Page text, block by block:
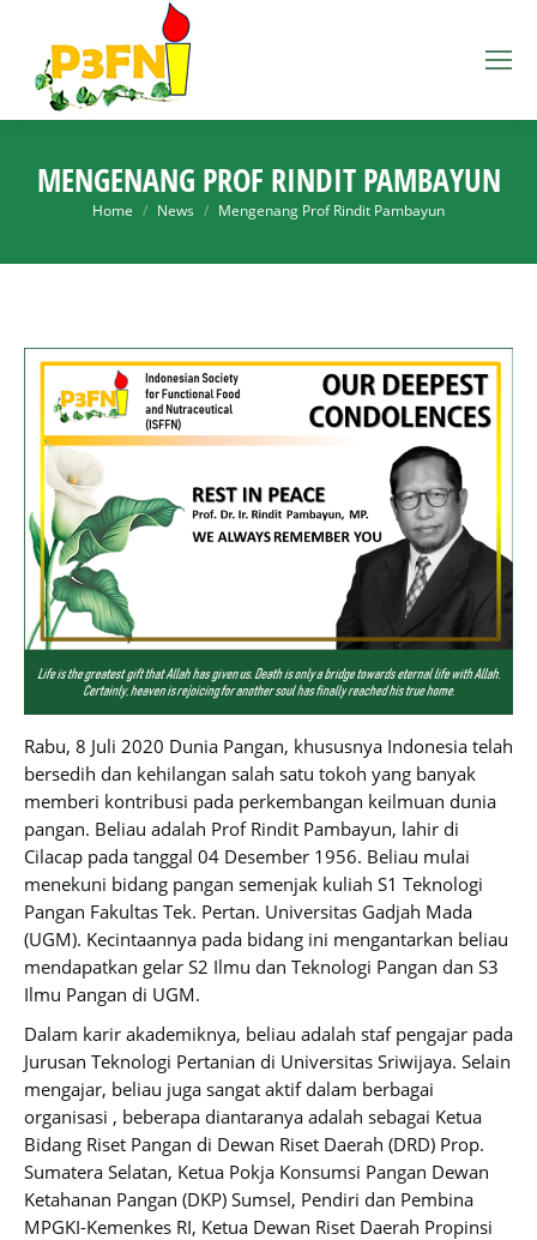
MENGENANG PROF RINDIT PAMBAYUN
You are here:
Home News Mengenang Prof Rindit Pambayun
Rabu, 8 Juli 2020 Dunia Pangan, khususnya Indonesia telah
bersedih dan kehilangan salah satu tokoh yang banyak
memberi kontribusi pada perkembangan keilmuan dunia
pangan. Beliau adalah Prof Rindit Pambayun, lahir di
Cilacap pada tanggal 04 Desember 1956. Beliau mulai
menekuni bidang pangan semenjak kuliah S1 Teknologi
Pangan Fakultas Tek. Pertan. Universitas Gadjah Mada
(UGM). Kecintaannya pada bidang ini mengantarkan beliau
mendapatkan gelar S2 Ilmu dan Teknologi Pangan dan S3
Ilmu Pangan di UGM.
Dalam karir akademiknya, beliau adalah staf pengajar pada
Jurusan Teknologi Pertanian di Universitas Sriwijaya. Selain
mengajar, beliau juga sangat aktif dalam berbagai
organisasi , beberapa diantaranya adalah sebagai Ketua
Bidang Riset Pangan di Dewan Riset Daerah (DRD) Prop.
Sumatera Selatan, Ketua Pokja Konsumsi Pangan Dewan
Ketahanan Pangan (DKP) Sumsel, Pendiri dan Pembina
MPGKI-Kemenkes RI, Ketua Dewan Riset Daerah Propinsi